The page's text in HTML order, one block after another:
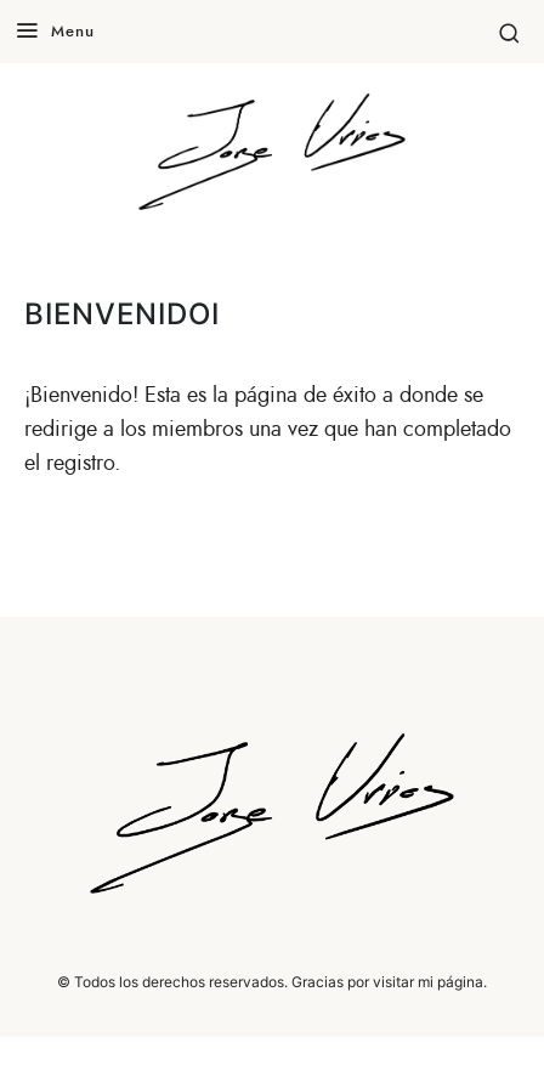
Menu
BIENVENIDOI
¡Bienvenido! Esta es la página de éxito a donde se
redirige a los miembros una vez que han completado
el registro.
© Todos los derechos reservados. Gracias por visitar mi página.